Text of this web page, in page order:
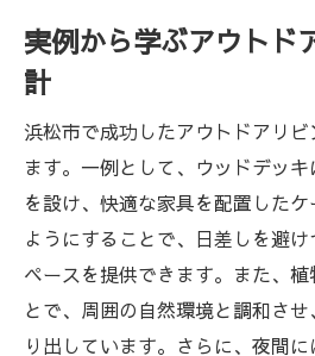
実例から学ぶアウトド
計
浜松市で成功したアウトドアリ
ます。一例として、ウッドデッ
を設け、快適な家具を配置した
ようにすることで、日差しを避
ペースを提供できます。また、
とで、周囲の自然環境と調和さ
り出しています。さらに、夜間